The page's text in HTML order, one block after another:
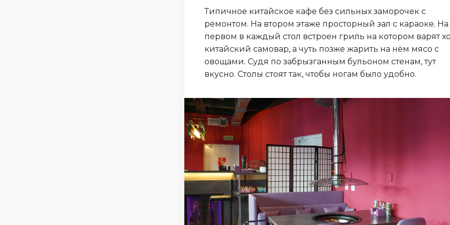
Типичное китайское кафе без сильных заморочек с
ремонтом. На втором этаже просторный зал с караоке. На
первом в каждый стол встроен гриль на котором варят
китайский самовар, а чуть позже жарить на нём мясо с
овощами. Судя по забрызганным бульоном стенам, тут
вкусно. Столы стоят так, чтобы ногам было удобно.